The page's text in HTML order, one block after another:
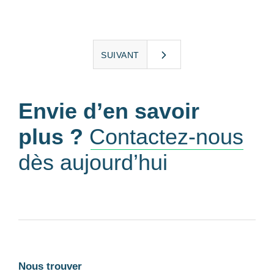
SUIVANT
Envie d’en savoir
plus ? Contactez-nous
dès aujourd’hui
Nous trouver